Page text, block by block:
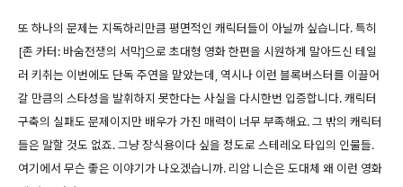
또 하나의 문제는 지독하리만큼 평면적인 캐릭터들이 아닐까 싶습니다. 특히
[존 카터: 바숨전쟁의 서막]으로 초대형 영화 한편을 시원하게 말아드신 테일
러 키취는 이번에도 단독 주연을 맡았는데, 역시나 이런 블록버스터를 이끌어
갈 만큼의 스타성을 발휘하지 못한다는 사실을 다시한번 입증합니다. 캐릭터
구축의 실패도 문제이지만 배우가 가진 매력이 너무 부족해요. 그 밖의 캐릭터
들은 말할 것도 없죠. 그냥 장식용이다 싶을 정도로 스테레오 타입의 인물들.
여기에서 무슨 좋은 이야기가 나오겠습니까. 리암 니슨은 도대체 왜 이런 영화